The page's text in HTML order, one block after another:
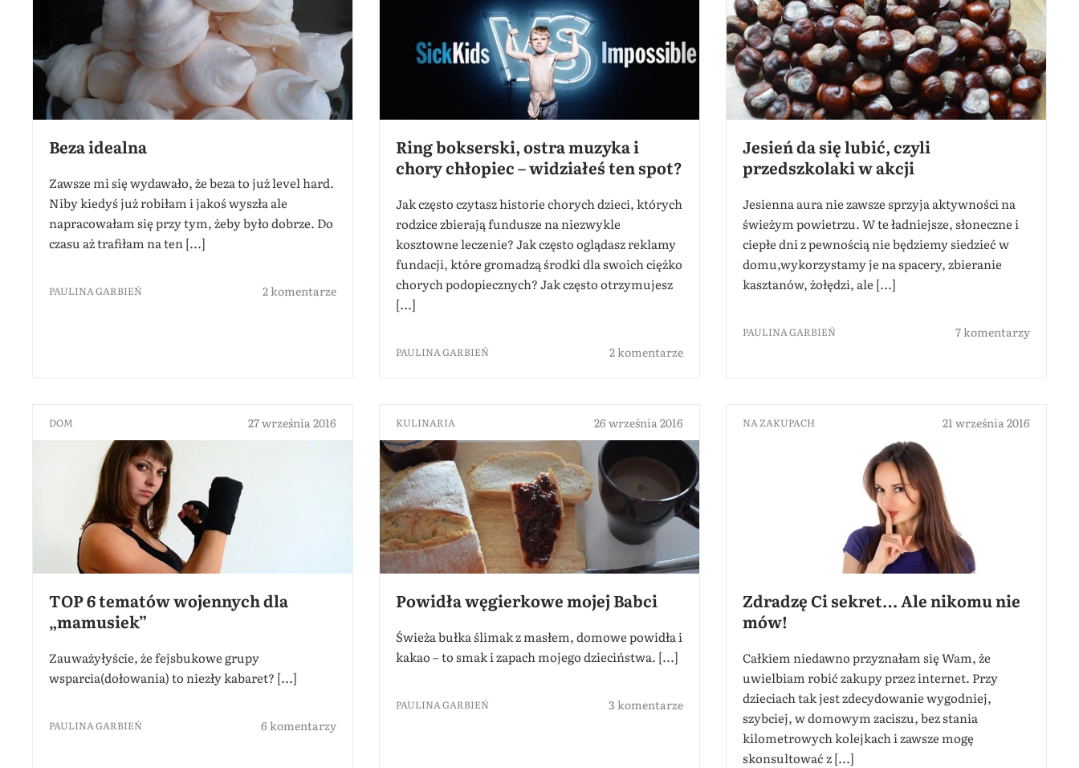
Beza idealna
Zawsze mi się wydawało, że beza to już level hard.
Niby kiedyś już robiłam i jakoś wyszła ale
napracowałam się przy tym, żeby było dobrze. Do
czasu aż trafiłam na ten [...]
PAULINA GARBIEŃ 2 komentarze
Ring bokserski, ostra muzyka i
chory chłopiec – widziałeś ten spot?
Jak często czytasz historie chorych dzieci, których
rodzice zbierają fundusze na niezwykle
kosztowne leczenie? Jak często oglądasz reklamy
fundacji, które gromadzą środki dla swoich ciężko
chorych podopiecznych? Jak często otrzymujesz
[...]
PAULINA GARBIEŃ 2 komentarze
Jesień da się lubić, czyli
przedszkolaki w akcji
Jesienna aura nie zawsze sprzyja aktywności na
świeżym powietrzu. W te ładniejsze, słoneczne i
ciepłe dni z pewnością nie będziemy siedzieć w
domu,wykorzystamy je na spacery, zbieranie
kasztanów, żołędzi, ale [...]
PAULINA GARBIEŃ 7 komentarzy
DOM 27 września 2016
TOP 6 tematów wojennych dla
„mamusiek”
Zauważyłyście, że fejsbukowe grupy
wsparcia(dołowania) to niezły kabaret? [...]
PAULINA GARBIEŃ 6 komentarzy
KULINARIA 26 września 2016
Powidła węgierkowe mojej Babci
Świeża bułka ślimak z masłem, domowe powidła i
kakao – to smak i zapach mojego dzieciństwa. [...]
PAULINA GARBIEŃ 3 komentarze
NA ZAKUPACH 21 września 2016
Zdradzę Ci sekret… Ale nikomu nie
mów!
Całkiem niedawno przyznałam się Wam, że
uwielbiam robić zakupy przez internet. Przy
dzieciach tak jest zdecydowanie wygodniej,
szybciej, w domowym zaciszu, bez stania
kilometrowych kolejkach i zawsze mogę
skonsultować z [...]